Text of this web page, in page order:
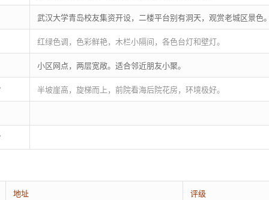
武汉大学青岛校友集资开设，二楼平台别有洞天，观赏老城区景色
红绿色调，色彩鲜艳，木栏小隔间，各色台灯和壁灯。
小区网点，两层宽敞。适合邻近朋友小聚。
半坡崖高，旋梯而上，前院看海后院花房，环境极好。
地址 评级